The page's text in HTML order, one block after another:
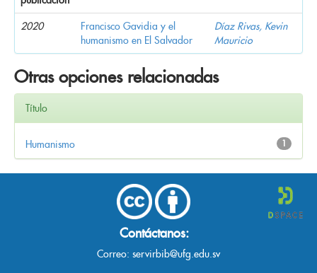
2020
Francisco Gavidia y el
humanismo en El Salvador
Díaz Rivas, Kevin
Mauricio
Otras opciones relacionadas
Título
1
Humanismo
Contáctanos:
Correo: servirbib@ufg.edu.sv